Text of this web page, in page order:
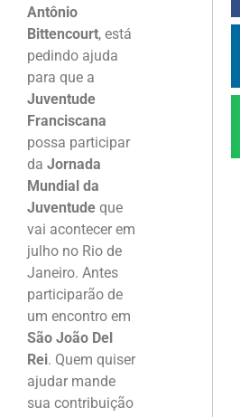
Antônio
Bittencourt, está
pedindo ajuda
para que a
Juventude
Franciscana
possa participar
da Jornada
Mundial da
Juventude que
vai acontecer em
julho no Rio de
Janeiro. Antes
participarão de
um encontro em
São João Del
Rei. Quem quiser
ajudar mande
sua contribuição